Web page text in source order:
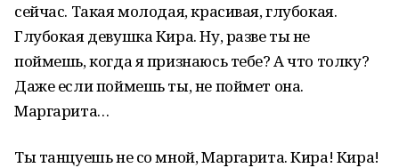
сейчас. Такая молодая, красивая, глубокая.
Глубокая девушка Кира. Ну, разве ты не
поймешь, когда я признаюсь тебе? А что толку?
Даже если поймешь ты, не поймет она.
Маргарита…
Ты танцуешь не со мной, Маргарита. Кира! Кира!